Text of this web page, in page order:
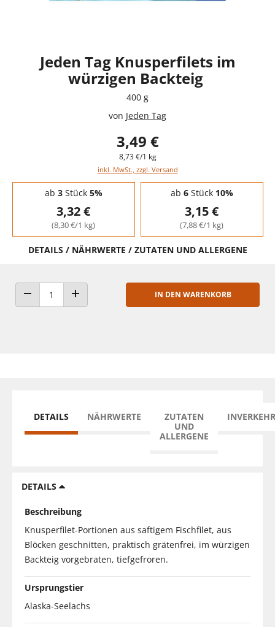
Jeden Tag Knusperfilets im
würzigen Backteig
400 g
von Jeden Tag
3,49 €
8,73 €/1 kg
inkl. MwSt., zzgl. Versand
Staffelpreise - Mengenrabatt
ab 3Stück 5%
3,32 €
(8,30 €/1 kg)
ab 6Stück 10%
3,15 €
(7,88 €/1 kg)
DETAILS / NÄHRWERTE / ZUTATEN UND ALLERGENE
ANZAHL VERRINGERNANZAHL ERHÖHEN
IN DEN WARENKORB
DETAILS NÄHRWERTE
ZUTATEN
UND
ALLERGENE
DETAILS
Beschreibung
Knusperfilet-Portionen aus saftigem Fischfilet, aus
Blöcken geschnitten, praktisch grätenfrei, im würzigen
Backteig vorgebraten, tiefgefroren.
Ursprungstier
Alaska-Seelachs